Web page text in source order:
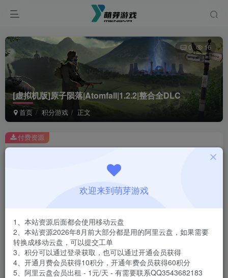
[虚拟机版]原子陨落|Atomfall|1.2.2|整合全DLC
首页 积分游戏 正文
0 16
此内容为付费资源，请付费后查看
1积分
安装包大小
58.9 GB
游戏本体大小
付费资源
欢迎来到萌芽游戏
1、本站资源后面都会使用移动云盘
2、本站资源2026年8月前大部分都是用的阿里云盘，如果需要
转换成移动云盘，可以提交工单
3、积分可以通过登录获取，也可以通过开通会员获得
4、开通月费会员获得10积分，开通年费会员获得60积分
5、阿里云盘会员出租 - 1元/天 - 有需要联系QQ3543682183